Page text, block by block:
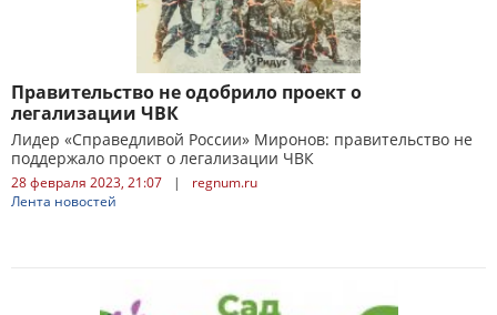
Правительство не одобрило проект о
легализации ЧВК
Лидер «Справедливой России» Миронов: правительство не
поддержало проект о легализации ЧВК
28 февраля 2023, 21:07 |
regnum.ru
Лента новостей